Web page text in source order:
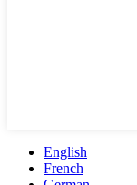
English
French